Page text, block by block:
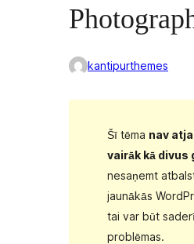
kantipurthemes
Šī tēma nav
vairāk kā divus
nesaņemt
jaunākās
tai var būt
problēmas.